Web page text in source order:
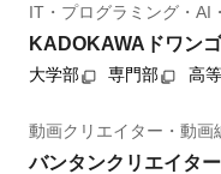
IT・プログラミング・AI
KADOKAWAドワン
大学部 専門部 高
動画クリエイター・動画
バンタンクリエイタ